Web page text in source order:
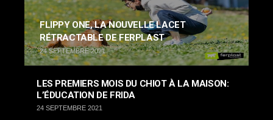
FLIPPY ONE, LA NOUVELLE LACET
RÉTRACTABLE DE FERPLAST
24 SEPTEMBRE 2021
LES PREMIERS MOIS DU CHIOT À LA MAISON:
L’ÉDUCATION DE FRIDA
24 SEPTEMBRE 2021